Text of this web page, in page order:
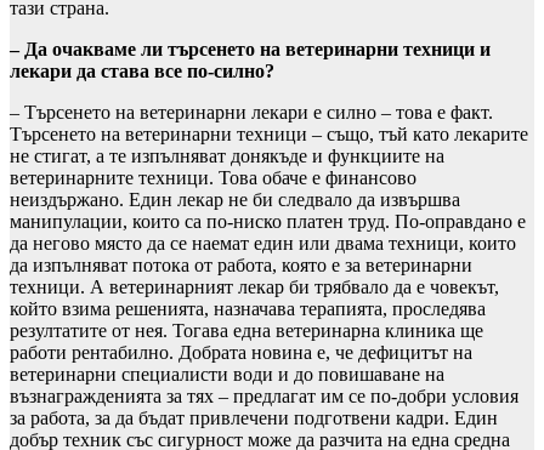
тази страна.
– Да очакваме ли търсенето на ветеринарни техници и
лекари да става все по-силно?
– Търсенето на ветеринарни лекари е силно – това е факт.
Търсенето на ветеринарни техници – също, тъй като лекарите
не стигат, а те изпълняват донякъде и функциите на
ветеринарните техници. Това обаче е финансово
неиздържано. Един лекар не би следвало да извършва
манипулации, които са по-ниско платен труд. По-оправдано е
да негово място да се наемат един или двама техници, които
да изпълняват потока от работа, която е за ветеринарни
техници. А ветеринарният лекар би трябвало да е човекът,
който взима решенията, назначава терапията, проследява
резултатите от нея. Тогава една ветеринарна клиника ще
работи рентабилно. Добрата новина е, че дефицитът на
ветеринарни специалисти води и до повишаване на
възнагражденията за тях – предлагат им се по-добри условия
за работа, за да бъдат привлечени подготвени кадри. Един
добър техник със сигурност може да разчита на една средна